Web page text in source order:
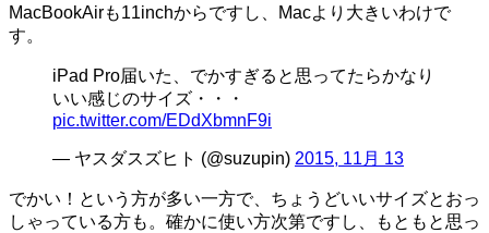
MacBookAirも11inchからですし、Macより大きいわけで
す。
iPad Pro届いた、でかすぎると思ってたらかなり
いい感じのサイズ・・・
pic.twitter.com/EDdXbmnF9i
— ヤスダスズヒト (@suzupin) 2015, 11月 13
でかい！という方が多い一方で、ちょうどいいサイズとおっ
しゃっている方も。確かに使い方次第ですし、もともと思っ